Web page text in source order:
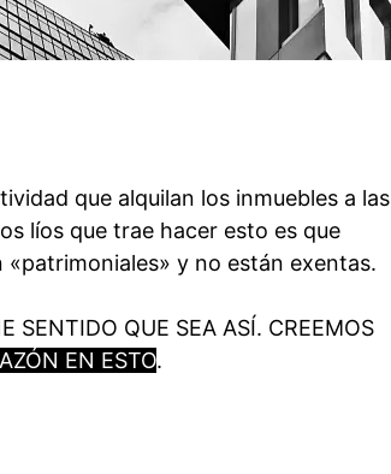
que alquilan los inmuebles a las
líos que trae hacer esto es que
y no están exentas.
SENTIDO QUE SEA ASÍ. CREEMOS
EN ESTO.